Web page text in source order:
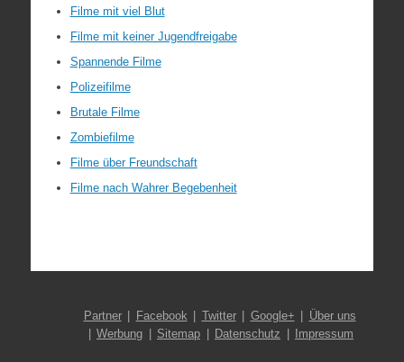
Filme mit viel Blut
Filme mit keiner Jugendfreigabe
Spannende Filme
Polizeifilme
Brutale Filme
Zombiefilme
Filme über Freundschaft
Filme nach Wahrer Begebenheit
Partner Facebook Twitter Google+
Über uns
Werbung
Sitemap Datenschutz Impressum